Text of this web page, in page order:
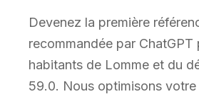
Devenez la première
recommandée par ChatGPT
habitants de Lomme et du
59.0. Nous optimisons